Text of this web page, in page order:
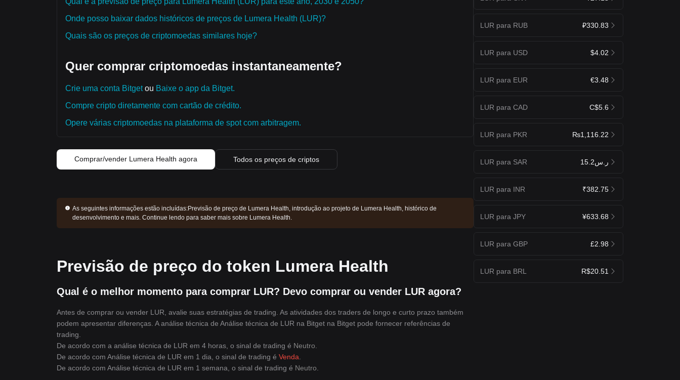
Onde posso baixar dados históricos de preços de Lumera Health (LUR)?
Quais são os preços de criptomoedas similares hoje?
Quer comprar criptomoedas instantaneamente?
Crie uma conta Bitgetou Baixe o app da Bitget.
Compre cripto diretamente com cartão de crédito.
Opere várias criptomoedas na plataforma de spot com arbitragem.
Comprar/vender Lumera Health agora Todos os preços de criptos
As seguintes informações estão incluídas:Previsão de preço de Lumera Health, introdução ao projeto de Lumera Health, histórico de
desenvolvimento e mais. Continue lendo para saber mais sobre Lumera Health.
Previsão de preço do token Lumera Health
Qual é o melhor momento para comprar LUR? Devo comprar ou vender LUR agora?
Antes de comprar ou vender LUR, avalie suas estratégias de trading. As atividades dos traders de longo e curto prazo também
podem apresentar diferenças. A análise técnica de Análise técnica de LUR na Bitget na Bitget pode fornecer referências de
trading.
De acordo com a análise técnica de LUR em 4 horas, o sinal de trading é Neutro
De acordo com Análise técnica de LUR em 1 dia, o sinal de trading é Venda
De acordo com Análise técnica de LUR em 1 semana, o sinal de trading é Neutro
LUR para RUB ₽330.83
LUR para USD $4.02
LUR para EUR €3.48
LUR para CAD C$5.6
LUR para PKR ₨1,116.22
LUR para SAR ر.س15.2
LUR para INR ₹382.75
LUR para JPY ¥633.68
LUR para GBP £2.98
LUR para BRL R$20.51